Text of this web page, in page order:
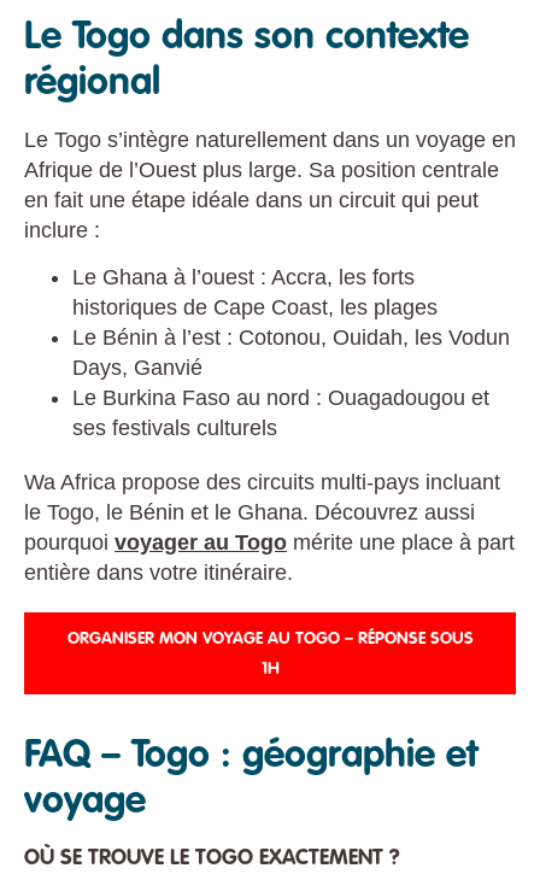
Le Togo dans son contexte
régional
Le Togo s’intègre naturellement dans un voyage en
Afrique de l’Ouest plus large. Sa position centrale
en fait une étape idéale dans un circuit qui peut
inclure :
Le Ghana à l’ouest : Accra, les forts
historiques de Cape Coast, les plages
Le Bénin à l’est : Cotonou, Ouidah, les Vodun
Days, Ganvié
Le Burkina Faso au nord : Ouagadougou et
ses festivals culturels
Wa Africa propose des circuits multi-pays incluant
le Togo, le Bénin et le Ghana. Découvrez aussi
pourquoi voyager au Togo mérite une place à part
entière dans votre itinéraire.
ORGANISER MON VOYAGE AU TOGO – RÉPONSE SOUS
1H
FAQ – Togo : géographie et
voyage
OÙ SE TROUVE LE TOGO EXACTEMENT ?